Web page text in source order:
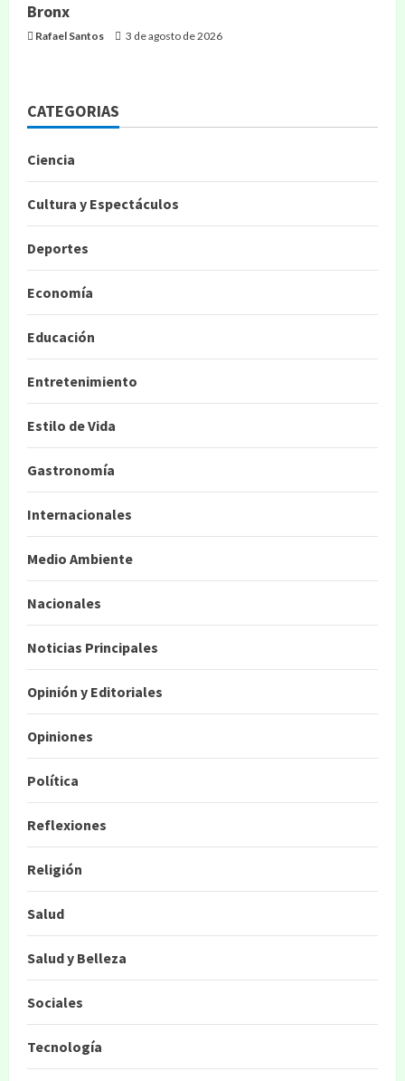
Bronx
Rafael Santos 3 de agosto de 2026
CATEGORIAS
Ciencia
Cultura y Espectáculos
Deportes
Economía
Educación
Entretenimiento
Estilo de Vida
Gastronomía
Internacionales
Medio Ambiente
Nacionales
Noticias Principales
Opinión y Editoriales
Opiniones
Política
Reflexiones
Religión
Salud
Salud y Belleza
Sociales
Tecnología